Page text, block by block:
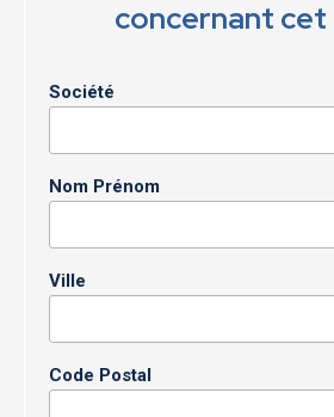
concernant
Société
Nom Prénom
Ville
Code Postal